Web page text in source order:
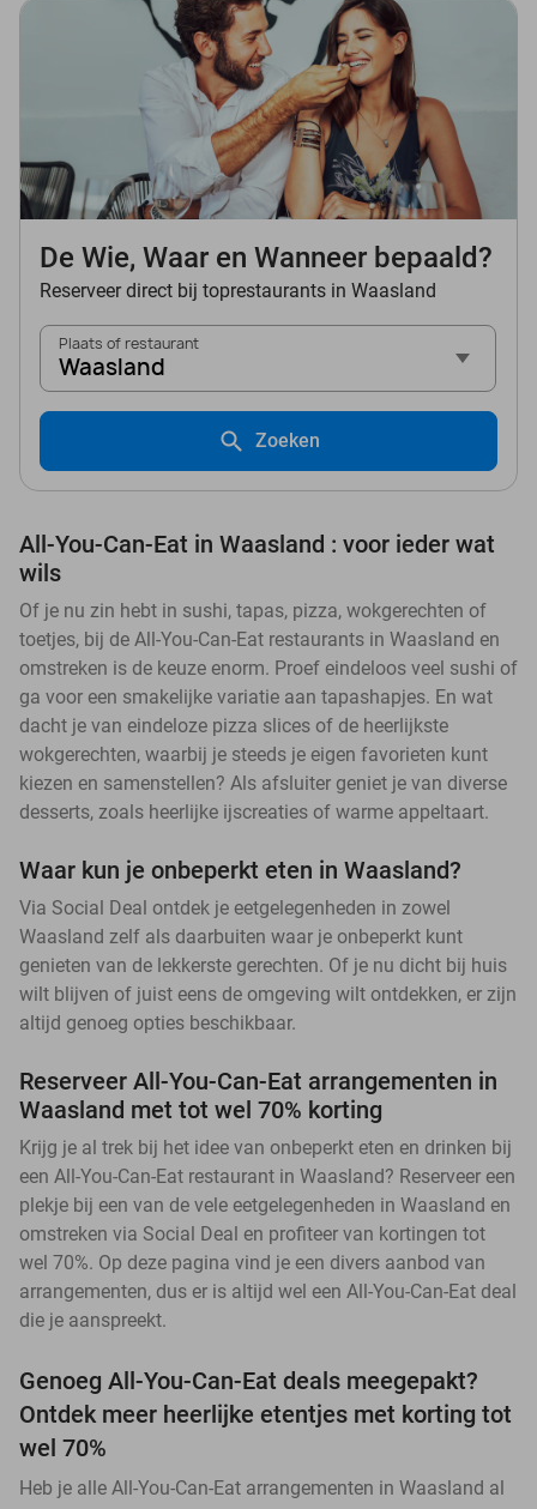
De Wie, Waar en Wanneer bepaald?
Reserveer direct bij toprestaurants in Waasland
Plaats of restaurant
Waasland
Zoeken
All-You-Can-Eat in Waasland : voor ieder wat
wils
Of je nu zin hebt in sushi, tapas, pizza, wokgerechten of
toetjes, bij de All-You-Can-Eat restaurants in Waasland en
omstreken is de keuze enorm. Proef eindeloos veel sushi of
ga voor een smakelijke variatie aan tapashapjes. En wat
dacht je van eindeloze pizza slices of de heerlijkste
wokgerechten, waarbij je steeds je eigen favorieten kunt
kiezen en samenstellen? Als afsluiter geniet je van diverse
desserts, zoals heerlijke ijscreaties of warme appeltaart.
Waar kun je onbeperkt eten in Waasland?
Via Social Deal ontdek je eetgelegenheden in zowel
Waasland zelf als daarbuiten waar je onbeperkt kunt
genieten van de lekkerste gerechten. Of je nu dicht bij huis
wilt blijven of juist eens de omgeving wilt ontdekken, er zijn
altijd genoeg opties beschikbaar.
Reserveer All-You-Can-Eat arrangementen in
Waasland met tot wel 70% korting
Krijg je al trek bij het idee van onbeperkt eten en drinken bij
een All-You-Can-Eat restaurant in Waasland? Reserveer een
plekje bij een van de vele eetgelegenheden in Waasland en
omstreken via Social Deal en profiteer van kortingen tot
wel 70%. Op deze pagina vind je een divers aanbod van
arrangementen, dus er is altijd wel een All-You-Can-Eat deal
die je aanspreekt.
Genoeg All-You-Can-Eat deals meegepakt?
Ontdek meer heerlijke etentjes met korting tot
wel 70%
Heb je alle All-You-Can-Eat arrangementen in Waasland al